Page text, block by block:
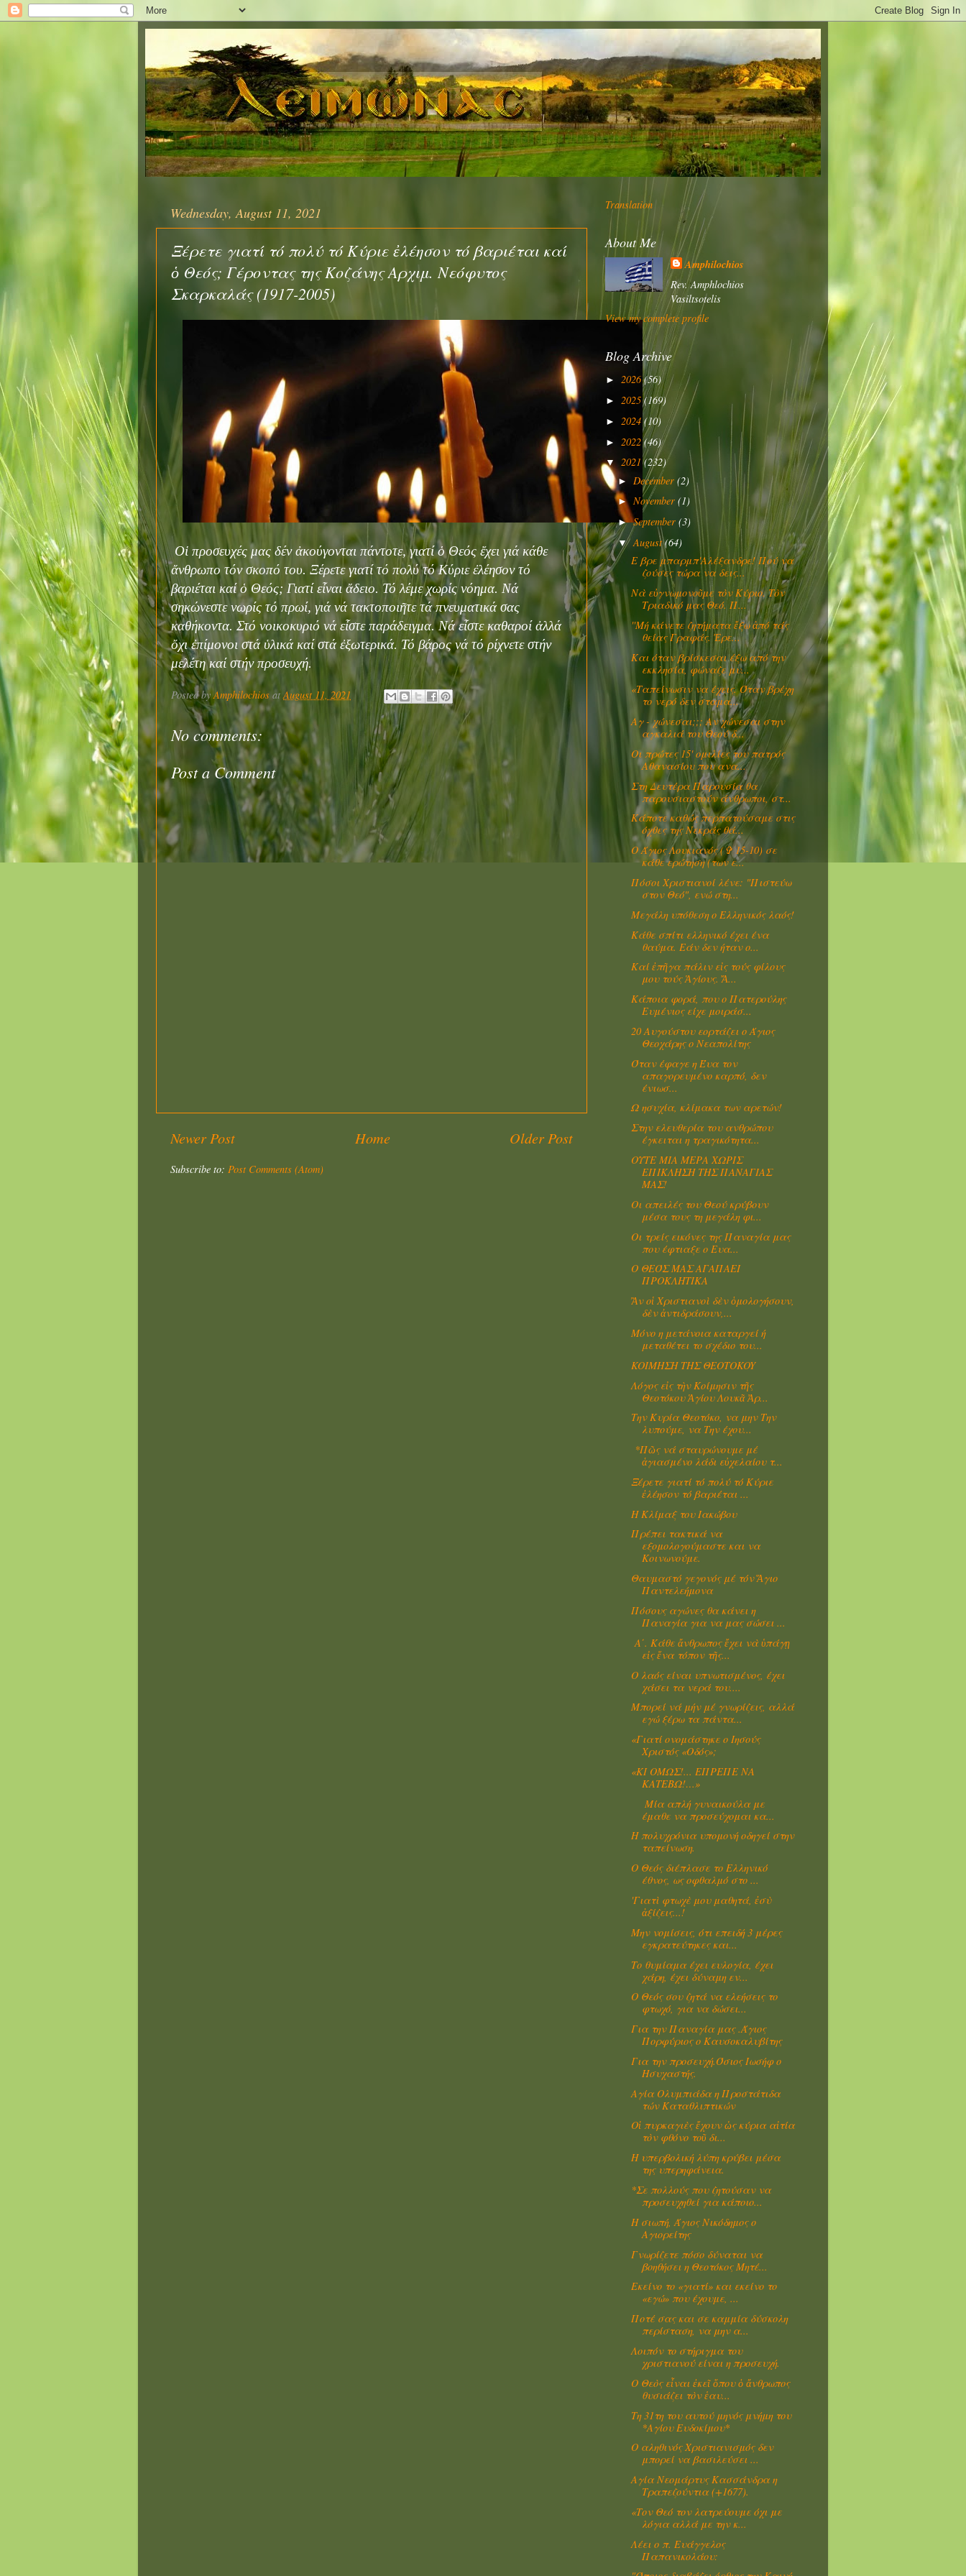
Wednesday, August 11, 2021
Ξέρετε γιατί τό πολύ τό Κύριε ἐλέησον τό βαριέται καί
ὁ Θεός; Γέροντας της Κοζάνης Αρχιμ. Νεόφυτος
Σκαρκαλάς (1917-2005)
Οἱ προσευχές μας δέν ἀκούγονται πάντοτε, γιατί ὁ Θεός ἔχει γιά κάθε
ἄνθρωπο τόν σκοπό του. Ξέρετε γιατί τό πολύ τό Κύριε ἐλέησον τό
βαριέται καί ὁ Θεός; Γιατί εἶναι ἄδειο. Τό λέμε χωρίς νόημα. Νά
σηκώνεστε νωρίς τό πρωί, γιά νά τακτοποιῆτε τά πνευματικά σας
καθήκοντα. Στό νοικοκυριό νά εἶστε παράδειγμα. Νά εἶστε καθαροί ἀλλά
ὄχι ἐπίμονοι στά ὑλικά καί στά ἐξωτερικά. Τό βάρος νά τό ρίχνετε στήν
μελέτη καί στήν προσευχή.
Posted byAmphilochios at August 11, 2021
No comments:
Post a Comment
Newer Post Older Post
Home
Subscribe to: Post Comments (Atom)
Translation
About Me
Amphilochios
Rev. Amphlochios
Vasiltsotelis
View my complete profile
Blog Archive
► 2026(56)
► 2025(169)
► 2024 (10)
► 2022(46)
▼ 2021(232)
► December(2)
►November(1)
►September(3)
▼August(64)
Ε βρε μπαρμπ'Αλέξανδρε! Πού να
ζούσες τώρα να δεις...
Νὰ εὐγνωμονοῦμε τὸν Κύριο. Τὸν
Τριαδικό μας Θεό. Π...
''Μή κάνετε ζητήματα ἔξω ἀπό τάς
θείας Γραφάς. Ἐρε...
Και όταν βρίσκεσαι έξω από την
εκκλησία, φώναζε μυ...
«Ταπείνωσιν να έχεις. Όταν βρέχη
το νερό δεν σταμα...
Αγ - χώνεσαι;;; Αν χώνεσαι στην
αγκαλιά του Θεού δ...
Οι πρώτες 15' ομιλίες του πατρός
Αθανασίου που ανα...
Στη Δευτέρα Παρουσία θα
παρουσιαστούν άνθρωποι, στ...
Κάποτε καθώς περπατούσαμε στις
όχθες της Νεκράς θά...
Ο Άγιος Λουκιανός (✞ 15-10) σε
κάθε ερώτηση (των ε...
Πόσοι Χριστιανοί λένε: "Πιστεύω
στον Θεό", ενώ στη...
Μεγάλη υπόθεση ο Ελληνικός λαός!
Κάθε σπίτι ελληνικό έχει ένα
θαύμα. Εάν δεν ήταν ο...
Καί ἐπῆγα πάλιν εἰς τούς φίλους
μου τούς Ἁγίους. Ἄ...
Κάποια φορά, που ο Πατερούλης
Ευμένιος είχε μοιράσ...
20 Αυγούστου εορτάζει ο Άγιος
Θεοχάρης ο Νεαπολίτης
Όταν έφαγε η Έυα τον
απαγορευμένο καρπό, δεν
ένιωσ...
Ω ησυχία, κλίμακα των αρετών!
Στην ελευθερία του ανθρώπου
έγκειται η τραγικότητα...
ΟΥΤΕ ΜΙΑ ΜΕΡΑ ΧΩΡΙΣ
ΕΠΙΚΛΗΣΗ ΤΗΣ ΠΑΝΑΓΙΑΣ
ΜΑΣ!
Οι απειλές του Θεού κρύβουν
μέσα τους τη μεγάλη φι...
Οι τρείς εικόνες της Παναγία μας
που έφτιαξε ο Ευα...
Ο ΘΕΌΣ ΜΑΣ ΑΓΑΠΑΕΙ
ΠΡΟΚΛΗΤΙΚΑ
Ἂν οἱ Χριστιανοὶ δὲν ὁμολογήσουν,
δὲν ἀντιδράσουν,...
Μόνο η μετάνοια καταργεί ή
μεταθέτει το σχέδιο του...
KOIMHΣH THΣ ΘEOTOKOY
Λόγος εἰς τὴν Κοίμησιν τῆς
Θεοτόκου Ἁγίου Λουκᾶ Ἀρ...
Την Κυρία Θεοτόκο, να μην Την
λυπούμε, να Την έχου...
*Πῶς νά σταυρώνουμε μέ
ἁγιασμένο λάδι εὐχελαίου τ...
Ξέρετε γιατί τό πολύ τό Κύριε
ἐλέησον τό βαριέται ...
H Κλίμαξ του Ιακώβου
Πρέπει τακτικά να
εξομολογούμαστε και να
Κοινωνούμε.
Θαυμαστό γεγονός μέ τόν Ἅγιο
Παντελεήμονα
Πόσους αγώνες θα κάνει η
Παναγία για να μας σώσει ...
Α΄. Κάθε ἄνθρωπος ἔχει νὰ ὑπάγῃ
εἰς ἕνα τόπον τῆς...
Ο λαός είναι υπνωτισμένος, έχει
χάσει τα νερά του....
Μπορεί νά μήν μέ γνωρίζεις, αλλά
εγώ ξέρω τα πάντα...
«Γιατί ονομάστηκε ο Ιησούς
Χριστός «Οδός»;
«ΚΙ ΟΜΩΣ!... ΕΠΡΕΠΕ ΝΑ
ΚΑΤΕΒΩ!…»
Μία απλή γυναικούλα με
έμαθε να προσεύχομαι κα...
Η πολυχρόνια υπομονή οδηγεί στην
ταπείνωση.
Ο Θεός διέπλασε το Ελληνικό
έθνος, ως οφθαλμό στο ...
'Γιατὶ φτωχὲ μου μαθητά, ἐσὺ
ἀξίζεις...!
Μην νομίσεις, ότι επειδή 3 μέρες
εγκρατεύτηκες και...
Το θυμίαμα έχει ευλογία, έχει
χάρη, έχει δύναμη εν...
Ο Θεός σου ζητά να ελεήσεις το
φτωχό, για να δώσει...
Για την Παναγία μας .Άγιος
Πορφύριος ο Καυσοκαλυβίτης
Για την προσευχή.Όσιος Ιωσήφ ο
Ησυχαστής.
Αγία Ολυμπιάδα η Προστάτιδα
τών Καταθλιπτικών
Οἱ πυρκαγιὲς ἔχουν ὡς κύρια αἰτία
τὸν φθόνο τοῦ δι...
Η υπερβολική λύπη κρύβει μέσα
της υπερηφάνεια.
*Σε πολλούς που ζητούσαν να
προσευχηθεί για κάποιο...
Η σιωπή, Άγιος Νικόδημος ο
Αγιορείτης
Γνωρίζετε πόσο δύναται να
βοηθήσει η Θεοτόκος Μητέ...
Εκείνο το «γιατί» και εκείνο το
«εγώ» που έχουμε, ...
Ποτέ σας και σε καμμία δύσκολη
περίσταση, να μην α...
Λοιπόν το στήριγμα του
χριστιανού είναι η προσευχή.
O Θεὸς εἶναι ἐκεῖ ὅπου ὁ ἄνθρωπος
θυσιάζει τὸν ἑαυ...
Τη 31τη του αυτού μηνός μνήμη του
*Αγίου Ευδοκίμου*
Ο αληθινός Χριστιανισμός δεν
μπορεί να βασιλεύσει ...
Αγία Νεομάρτυς Κασσάνδρα η
Τραπεζούντια (+1677).
«Τον Θεό τον λατρεύουμε όχι με
λόγια αλλά με την κ...
Λέει ο π. Ευάγγελος
Παπανικολάου: